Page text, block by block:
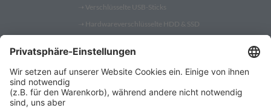
➝ Verschlüsselte USB-Sticks
➝ Hardwareverschlüsselte HDD & SSD
Shop ➝Security Token
➝YubiKey
➝Gatekeeper